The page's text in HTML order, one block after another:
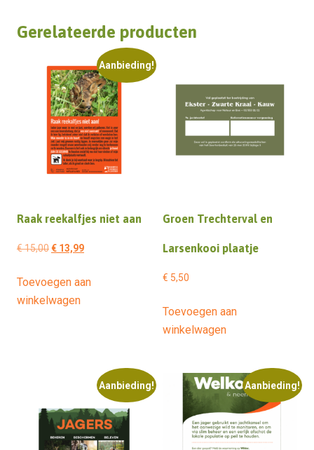
Gerelateerde producten
Aanbieding!
Raak reekalfjes niet aan
€15,00Oorspronkelijke
was:
€ 15,00.
€13,99Huidige
is:
Toevoegen aan
winkelwagen
Groen Trechterval en
Larsenkooi plaatje
€ 5,50
Toevoegen aan
winkelwagen
Aanbieding! Aanbieding!